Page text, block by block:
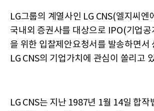
LG그룹의 계열사인 LG CNS(엘지씨엔
국내외 증권사를 대상으로 IPO(기업공
을 위한 입찰제안요청서를 발송하면서
LG CNS의 기업가치에 관심이 쏠리고
LG CNS는 지난 1987년 1월 14일 합작